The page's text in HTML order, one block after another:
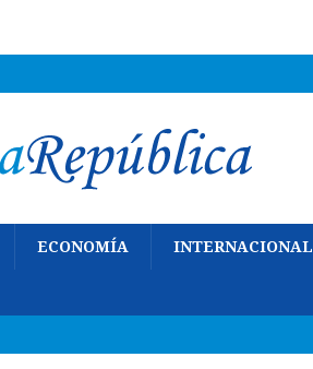
ECONOMÍA INTERNACIONAL